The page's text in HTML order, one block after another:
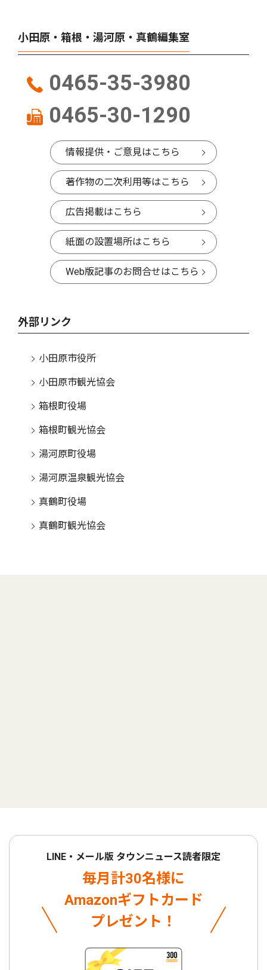
小田原・箱根・湯河原・真鶴編集室
0465-35-3980
0465-30-1290
情報提供・ご意見はこちら
著作物の二次利用等はこちら
広告掲載はこちら
紙面の設置場所はこちら
Web版記事のお問合せはこちら
外部リンク
小田原市役所
小田原市観光協会
箱根町役場
箱根町観光協会
湯河原町役場
湯河原温泉観光協会
真鶴町役場
真鶴町観光協会
LINE・メール版 タウンニュース読者限定
毎月計30名様に
Amazonギフトカード
プレゼント！